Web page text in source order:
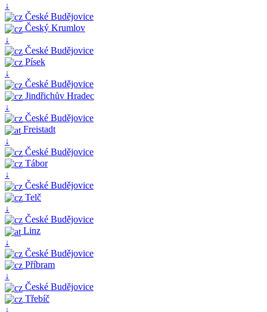
↓
České Budějovice
Český Krumlov
↓
České Budějovice
Písek
↓
České Budějovice
Jindřichův Hradec
↓
České Budějovice
Freistadt
↓
České Budějovice
Tábor
↓
České Budějovice
Telč
↓
České Budějovice
Linz
↓
České Budějovice
Příbram
↓
České Budějovice
Třebíč
↓